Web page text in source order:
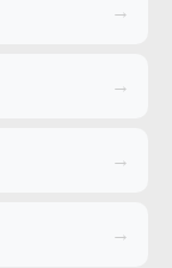
→
→
→
→